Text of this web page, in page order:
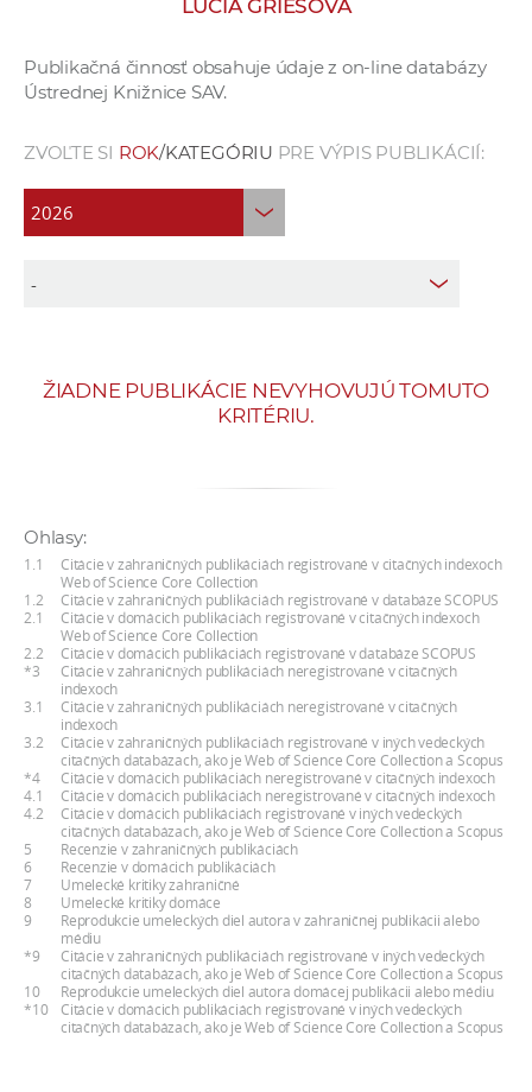
p
c
í
c
o
n
o
c
h
LUCIA GRIEŠOVÁ
Publikačná činnosť obsahuje údaje z on-line databázy
Ústrednej Knižnice SAV.
ZVOĽTE SI ROK/KATEGÓRIU PRE VÝPIS PUBLIKÁCIÍ:
ŽIADNE PUBLIKÁCIE NEVYHOVUJÚ TOMUTO
KRITÉRIU.
Ohlasy:
1.1
Citácie v zahraničných publikáciách registrované v citačných indexoch
Web of Science Core Collection
1.2
Citácie v zahraničných publikáciách registrované v databáze SCOPUS
2.1
Citácie v domácich publikáciách registrované v citačných indexoch
Web of Science Core Collection
2.2
Citácie v domácich publikáciách registrované v databáze SCOPUS
*3
Citácie v zahraničných publikáciách neregistrované v citačných
indexoch
3.1
Citácie v zahraničných publikáciách neregistrované v citačných
indexoch
3.2
Citácie v zahraničných publikáciách registrované v iných vedeckých
citačných databázach, ako je Web of Science Core Collection a Scopus
*4
Citácie v domácich publikáciách neregistrované v citačných indexoch
4.1
Citácie v domácich publikáciách neregistrované v citačných indexoch
4.2
Citácie v domácich publikáciách registrované v iných vedeckých
citačných databázach, ako je Web of Science Core Collection a Scopus
5
Recenzie v zahraničných publikáciách
6
Recenzie v domácich publikáciách
7
Umelecké kritiky zahraničné
8
Umelecké kritiky domáce
9
Reprodukcie umeleckých diel autora v zahraničnej publikácii alebo
médiu
*9
Citácie v zahraničných publikáciách registrované v iných vedeckých
citačných databázach, ako je Web of Science Core Collection a Scopus
10
Reprodukcie umeleckých diel autora domácej publikácii alebo médiu
*10
Citácie v domácich publikáciách registrované v iných vedeckých
citačných databázach, ako je Web of Science Core Collection a Scopus